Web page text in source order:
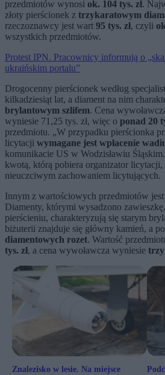
przedmiotów wynosi ok. 104 tys. zł.
złoty pierścionek z trzykaratowym
rzeczoznawcy jest wart 95 tys. zł, czyli
wszystkich przedmiotów.
Protest IPN. Pracownicy informują o
ukraińskim portalu”
Drogocenny pierścionek według
kilkadziesiąt lat, a diament na nim
brylantowym szlifem. Cena
wyniesie 71,25 tys. zł, więc o ponad 20
przedmiotu. „W przypadku pierścionka
licytacji wymagane jest wpłacenie
komunikacie US w Wodzisławiu
kwotą, którą pobiera organizator licytacji,
nieuczciwym zachowaniem licytujących.
Innym z wartościowych przedmiotów jest
Diamenty, którymi wysadzono
pierścieniu, charakteryzują się starym
biżuterii znajduje się główny kamień, a
diamentowych rozet. Wartość
tys. zł, a cena wywoławcza wyniesie trzy
Znalezisko w lesie. Na miejsce